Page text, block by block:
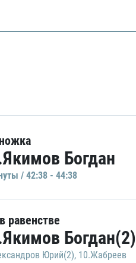
Богдан
/ 42:38 - 44:38
равенстве
Богдан(2)
Юрий(2), 10.Жабреев